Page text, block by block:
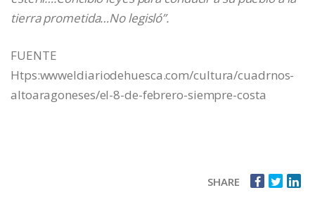
tierra prometida…No legisló”.
FUENTE
Htps:wwweldiariodehuesca.com/cultura/cuadrnos-
altoaragoneses/el-8-de-febrero-siempre-costa
SHARE